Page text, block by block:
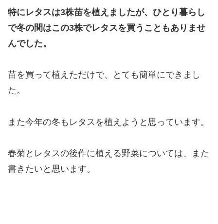
特にレタスは3株苗を植えましたが、ひとり暮らし
で冬の間はこの3株でレタスを買うこともありませ
んでした。
苗を買って植えただけで、とても簡単にできまし
た。
また今年の冬もレタスを植えようと思っています。
春菊とレタスの後作に植える野菜については、また
書きたいと思います。